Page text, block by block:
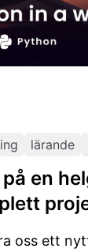
lärande
en
oss ett